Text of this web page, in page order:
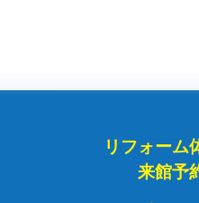
リフォーム
来館予